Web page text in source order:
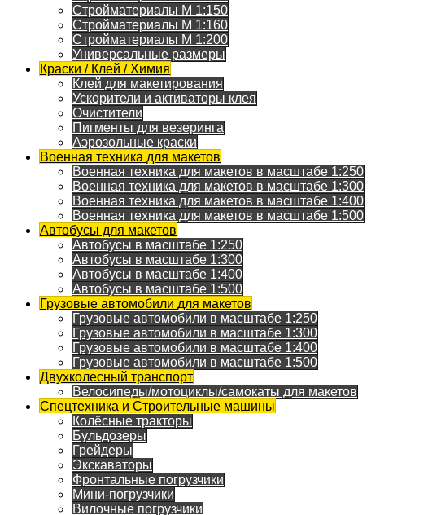
Стройматериалы M 1:150
Стройматериалы M 1:160
Стройматериалы M 1:200
Универсальные размеры
Краски / Клей / Химия
Клей для макетирования
Ускорители и активаторы клея
Очистители
Пигменты для везеринга
Аэрозольные краски
Военная техника для макетов
Военная техника для макетов в масштабе 1:250
Военная техника для макетов в масштабе 1:300
Военная техника для макетов в масштабе 1:400
Военная техника для макетов в масштабе 1:500
Автобусы для макетов
Автобусы в масштабе 1:250
Автобусы в масштабе 1:300
Автобусы в масштабе 1:400
Автобусы в масштабе 1:500
Грузовые автомобили для макетов
Грузовые автомобили в масштабе 1:250
Грузовые автомобили в масштабе 1:300
Грузовые автомобили в масштабе 1:400
Грузовые автомобили в масштабе 1:500
Двухколесный транспорт
Велосипеды/мотоциклы/самокаты для макетов
Спецтехника и Строительные машины
Колёсные тракторы
Бульдозеры
Грейдеры
Экскаваторы
Фронтальные погрузчики
Мини-погрузчики
Вилочные погрузчики